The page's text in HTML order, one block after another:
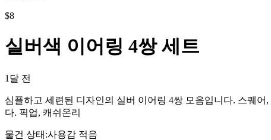
$8
실버색 이어링 4쌍 세트
1달 전
심플하고 세련된 디자인의 실버 이어링 4쌍 모음입니다. 스퀘
다. 픽업, 캐쉬온리
물건 상태 :사용감 적음